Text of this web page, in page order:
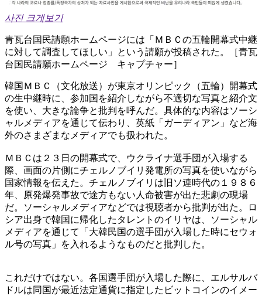
사진 크게보기
青瓦台国民請願ホームページには「ＭＢＣの五輪開幕式中継
に対して調査してほしい」という請願が投稿された。［青瓦
台国民請願ホームページ キャプチャー］
韓国ＭＢＣ（文化放送）が東京オリンピック（五輪）開幕式
の生中継時に、参加国を紹介しながら不適切な写真と紹介文
を使い、大きな論争と批判を呼んだ。具体的な内容はソーシ
ャルメディアを通じて伝わり、英紙「ガーディアン」など海
外のさまざまなメディアでも扱われた。
ＭＢＣは２３日の開幕式で、ウクライナ選手団が入場する
際、画面の片側にチェルノブイリ発電所の写真を使いながら
国家情報を伝えた。チェルノブイリは旧ソ連時代の１９８６
年、原発爆発事故で途方もない人命被害が出た悲劇の現場
だ。ソーシャルメディアなどでは視聴者から批判が出た。ロ
シア出身で韓国に帰化したタレントのイリヤは、ソーシャル
メディアを通じて「大韓民国の選手団が入場した時にセウォ
ル号の写真」を入れるようなものだと批判した。
これだけではない。各国選手団が入場した際に、エルサルバ
ドルは同国が最近法定通貨に指定したビットコインのイメー